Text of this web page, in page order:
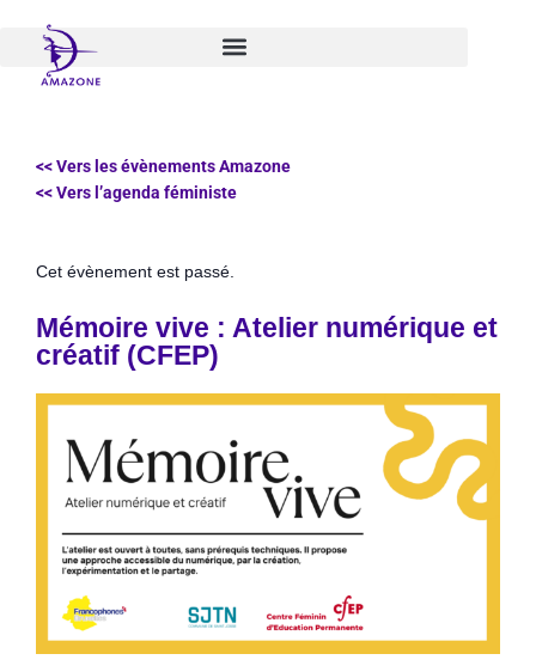
contenu
<< Vers les évènements Amazone
<< Vers l’agenda féministe
Cet évènement est passé.
Mémoire vive : Atelier numérique et
créatif (CFEP)